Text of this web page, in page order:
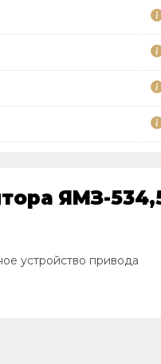
ЯМЗ-
устройство привода